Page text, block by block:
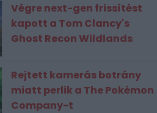
Végre next-gen frissítést
kapott a Tom Clancy's
Ghost Recon Wildlands
Rejtett kamerás botrány
miatt perlik a The Pokémon
Company-t